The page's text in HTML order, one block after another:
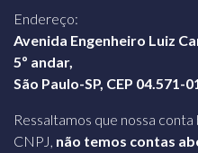
Endereço:
Avenida Engenheiro Luiz
5º andar,
São Paulo-SP, CEP 04.571-
Ressaltamos que nossa
CNPJ, não temos contas